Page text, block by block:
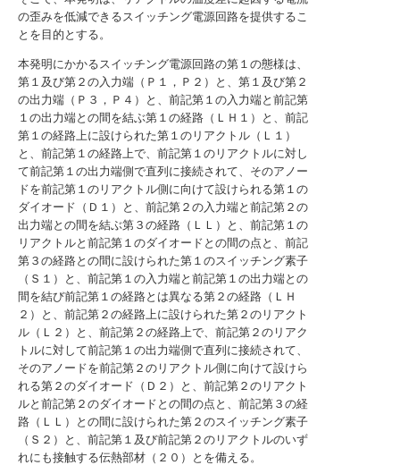
の歪みを低減できるスイッチング電源回路を提供するこ
とを目的とする。
本発明にかかるスイッチング電源回路の第１の態様は、
第１及び第２の入力端（Ｐ１，Ｐ２）と、第１及び第２
の出力端（Ｐ３，Ｐ４）と、前記第１の入力端と前記第
１の出力端との間を結ぶ第１の経路（ＬＨ１）と、前記
第１の経路上に設けられた第１のリアクトル（Ｌ１）
と、前記第１の経路上で、前記第１のリアクトルに対し
て前記第１の出力端側で直列に接続されて、そのアノー
ドを前記第１のリアクトル側に向けて設けられる第１の
ダイオード（Ｄ１）と、前記第２の入力端と前記第２の
出力端との間を結ぶ第３の経路（ＬＬ）と、前記第１の
リアクトルと前記第１のダイオードとの間の点と、前記
第３の経路との間に設けられた第１のスイッチング素子
（Ｓ１）と、前記第１の入力端と前記第１の出力端との
間を結び前記第１の経路とは異なる第２の経路（ＬＨ
２）と、前記第２の経路上に設けられた第２のリアクト
ル（Ｌ２）と、前記第２の経路上で、前記第２のリアク
トルに対して前記第１の出力端側で直列に接続されて、
そのアノードを前記第２のリアクトル側に向けて設けら
れる第２のダイオード（Ｄ２）と、前記第２のリアクト
ルと前記第２のダイオードとの間の点と、前記第３の経
路（ＬＬ）との間に設けられた第２のスイッチング素子
（Ｓ２）と、前記第１及び前記第２のリアクトルのいず
れにも接触する伝熱部材（２０）とを備える。